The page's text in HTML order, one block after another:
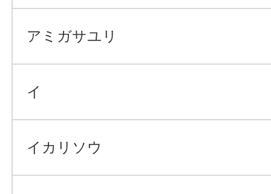
アミガサユリ
イ
イカリソウ